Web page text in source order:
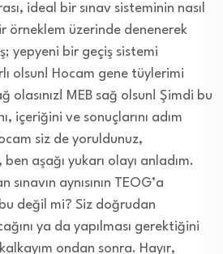
ideal bir sınav sisteminin nasıl
örneklem üzerinde denenerek
yepyeni bir geçiş sistemi
olsun! Hocam gene tüylerimi
olasınız! MEB sağ olsun! Şimdi bu
içeriğini ve sonuçlarını adım
siz de yoruldunuz,
aşağı yukarı olayı anladım.
aynısının TEOG’a
değil mi? Siz doğrudan
ya da yapılması gerektiğini
ondan sonra. Hayır,